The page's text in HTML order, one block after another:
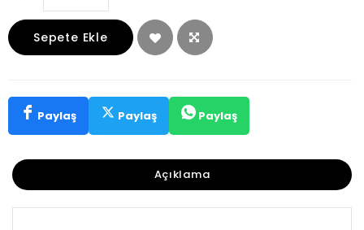
Sepete Ekle
Paylaş Paylaş Paylaş
Açıklama